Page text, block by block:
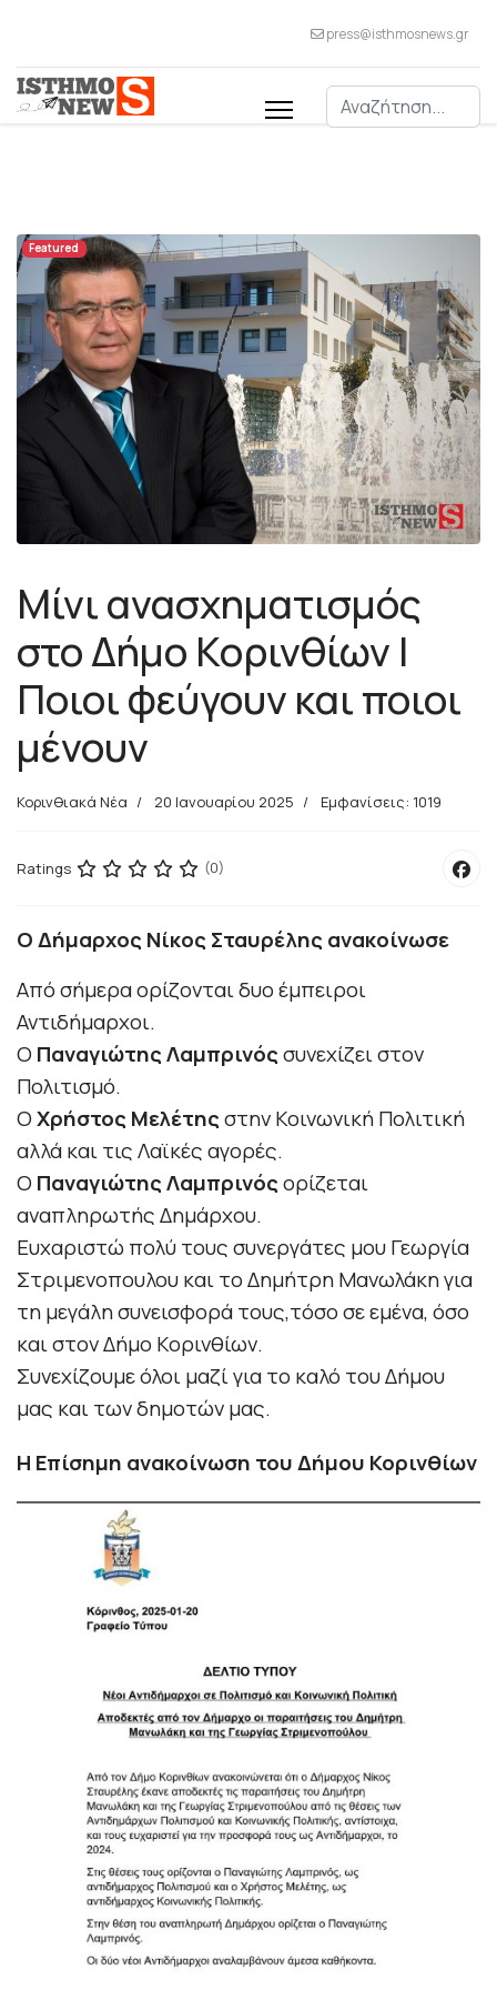
press@isthmosnews.gr
Αναζήτηση
Featured
Μίνι ανασχηματισμός
στο Δήμο Κορινθίων |
Ποιοι φεύγουν και ποιοι
μένουν
Κορινθιακά Νέα 20 Ιανουαρίου 2025 Εμφανίσεις: 1019
Ratings (0)
Ο Δήμαρχος Νίκος Σταυρέλης ανακοίνωσε
Από σήμερα ορίζονται δυο έμπειροι
Αντιδήμαρχοι.
Ο Παναγιώτης Λαμπρινόςσυνεχίζει στον
Πολιτισμό.
ΟΧρήστος Μελέτηςστην Κοινωνική Πολιτική
αλλά και τις Λαϊκές αγορές.
Ο Παναγιώτης Λαμπρινόςορίζεται
αναπληρωτής Δημάρχου.
Ευχαριστώ πολύ τους συνεργάτες μου Γεωργία
Στριμενοπουλου και το Δημήτρη Μανωλάκη για
τη μεγάλη συνεισφορά τους,τόσο σε εμένα, όσο
και στον Δήμο Κορινθίων.
Συνεχίζουμε όλοι μαζί για το καλό του Δήμου
μας και των δημοτών μας.
Η Επίσημη ανακοίνωση του Δήμου Κορινθίων